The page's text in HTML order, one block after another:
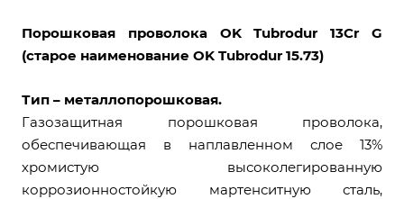
Порошковая проволока OK Tubrodur 13Cr G
(старое наименование OK Tubrodur 15.73)
Тип – металлопорошковая.
Газозащитная порошковая проволока,
обеспечивающая в наплавленном слое 13%
хромистую высоколегированную
коррозионностойкую мартенситную сталь,